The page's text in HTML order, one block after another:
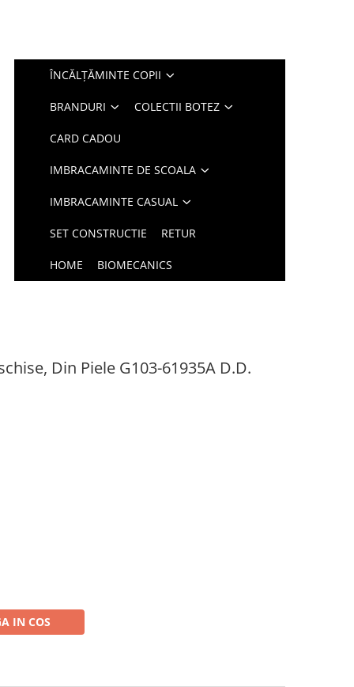
ÎNCĂLȚĂMINTE COPII
BRANDURI COLECTII BOTEZ
CARD CADOU
IMBRACAMINTE DE SCOALA
IMBRACAMINTE CASUAL
SET CONSTRUCTIE RETUR
HOME BIOMECANICS
Din Piele G103-61935A D.D.
IN COS